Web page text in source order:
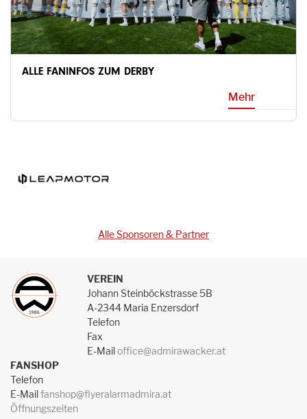
ALLE FANINFOS ZUM DERBY
Mehr
Alle Sponsoren & Partner
VEREIN
Johann Steinböckstrasse 5B
A-2344 Maria Enzersdorf
Telefon
Fax
E-Mailoffice@admirawacker.at
FANSHOP
Telefon
E-Mailfanshop@flyeralarmadmira.at
Öffnungszeiten